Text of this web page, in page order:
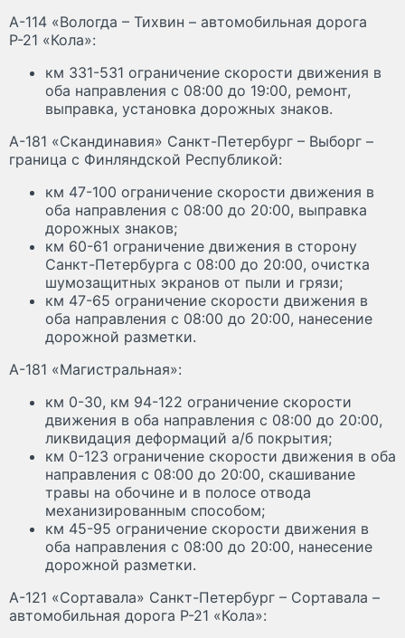
А-114 «Вологда – Тихвин – автомобильная дорога
Р-21 «Кола»:
км 331-531 ограничение скорости движения в
оба направления с 08:00 до 19:00, ремонт,
выправка, установка дорожных знаков.
А-181 «Скандинавия» Санкт-Петербург – Выборг –
граница с Финляндской Республикой:
км 47-100 ограничение скорости движения в
оба направления с 08:00 до 20:00, выправка
дорожных знаков;
км 60-61 ограничение движения в сторону
Санкт-Петербурга с 08:00 до 20:00, очистка
шумозащитных экранов от пыли и грязи;
км 47-65 ограничение скорости движения в
оба направления с 08:00 до 20:00, нанесение
дорожной разметки.
А-181 «Магистральная»:
км 0-30, км 94-122 ограничение скорости
движения в оба направления с 08:00 до 20:00,
ликвидация деформаций а/б покрытия;
км 0-123 ограничение скорости движения в оба
направления с 08:00 до 20:00, скашивание
травы на обочине и в полосе отвода
механизированным способом;
км 45-95 ограничение скорости движения в
оба направления с 08:00 до 20:00, нанесение
дорожной разметки.
А-121 «Сортавала» Санкт-Петербург – Сортавала –
автомобильная дорога Р-21 «Кола»: